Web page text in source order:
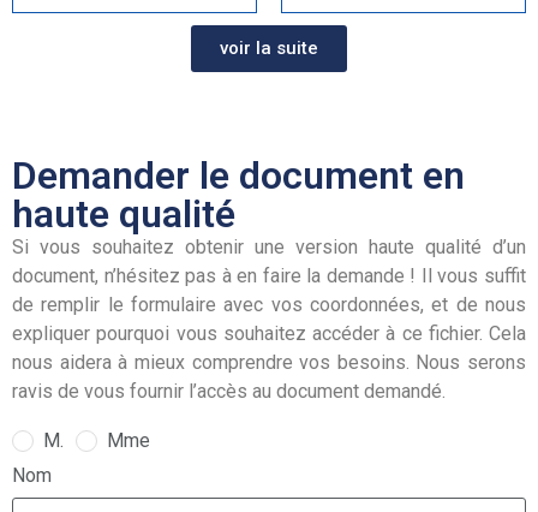
voir la suite
Demander le document en
haute qualité
Si vous souhaitez obtenir une version haute qualité d’un
document, n’hésitez pas à en faire la demande ! Il vous suffit
de remplir le formulaire avec vos coordonnées, et de nous
expliquer pourquoi vous souhaitez accéder à ce fichier. Cela
nous aidera à mieux comprendre vos besoins. Nous serons
ravis de vous fournir l’accès au document demandé.
M.
Mme
Nom